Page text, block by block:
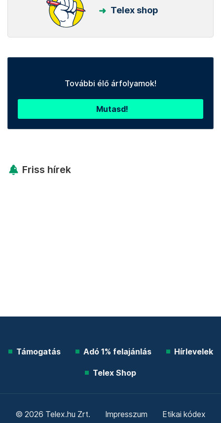
Telex shop
További élő árfolyamok!
Mutasd!
Friss hírek
Támogatás Adó 1% felajánlás Hírlevelek
Telex Shop
© 2026 Telex.hu Zrt. Impresszum Etikai kódex